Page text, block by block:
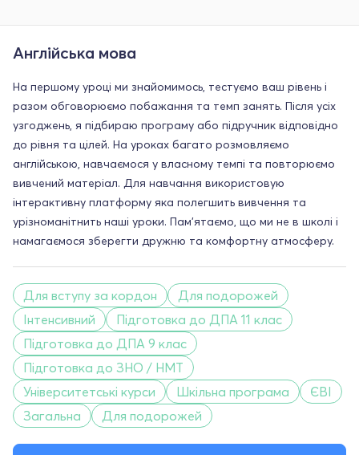
Англійська мова
На першому уроці ми знайомимось, тестуємо ваш рівень і
разом обговорюємо побажання та темп занять. Після усіх
узгоджень, я підбираю програму або підручник відповідно
до рівня та цілей. На уроках багато розмовляємо
англійською, навчаємося у власному темпі та повторюємо
вивчений матеріал. Для навчання використовую
інтерактивну платформу яка полегшить вивчення та
урізноманітнить наші уроки. Пам'ятаємо, що ми не в школі і
намагаємося зберегти дружню та комфортну атмосферу.
Для вступу за кордон
Для подорожей
Інтенсивний
Підготовка до ДПА 11 клас
Підготовка до ДПА 9 клас
Підготовка до ЗНО / НМТ
Університетські курси
Шкільна програма
ЄВІ
Загальна
Для подорожей